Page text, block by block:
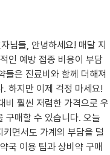
님들, 안녕하세요! 매달 지
인 예방 접종 비용이 부담
들은 진료비와 함께 더해져
하지만 이제 걱정 마세요!
비 훨씬 저렴한 가격으로 우
구매할 수 있습니다. 오늘
면서도 가계의 부담을 덜
국 이용 팁과 상비약 구매